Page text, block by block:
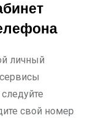
личный
свой номер